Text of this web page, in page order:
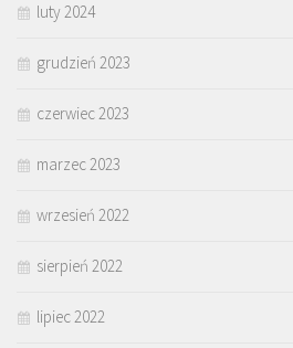
luty 2024
grudzień 2023
czerwiec 2023
marzec 2023
wrzesień 2022
sierpień 2022
lipiec 2022